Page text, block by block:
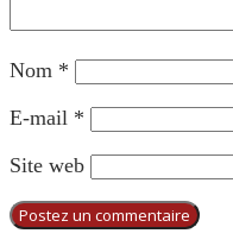
Nom *
E-mail *
Site web